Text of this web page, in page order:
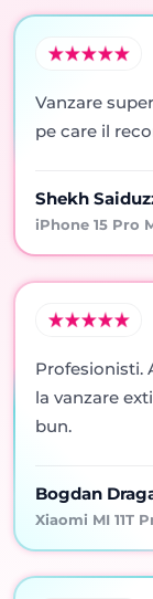
Vanzare
pe care il
Shekh
iPhone 15 Pro
Profesionisti.
la vanzare
bun.
Bogdan
Xiaomi MI 11T